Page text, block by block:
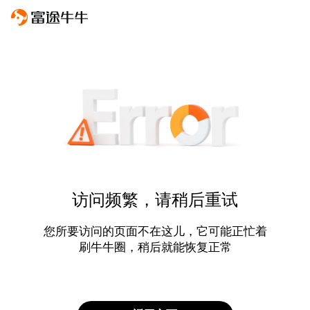
访问频繁，请稍后重试
您所要访问的页面不在这儿，它可能正忙着
刷牛牛圈，稍后就能恢复正常